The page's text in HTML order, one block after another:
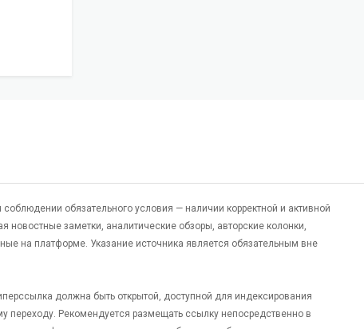
обязательного условия — наличии корректной и активной
новостные заметки, аналитические обзоры, авторские колонки,
на платформе. Указание источника является обязательным вне
должна быть открытой, доступной для индексирования
переходу. Рекомендуется размещать ссылку непосредственно в